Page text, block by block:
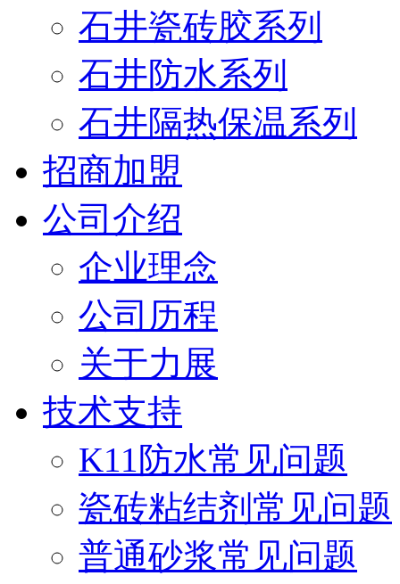
石井瓷砖胶系列
石井防水系列
石井隔热保温系列
招商加盟
公司介绍
企业理念
公司历程
关于力展
技术支持
K11防水常见问题
瓷砖粘结剂常见问题
普通砂浆常见问题